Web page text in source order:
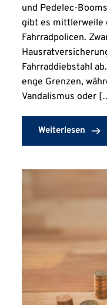
und Pedelec-
gibt es mittlerweile
Fahrradpolicen.
Fahrraddiebstahl
enge Grenzen,
Vandalismus oder
Weiterlesen